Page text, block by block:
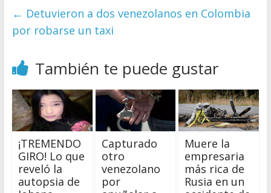
← Detuvieron a dos venezolanos en Colombia
por robarse un taxi
También te puede gustar
¡TREMENDO
GIRO! Lo que
reveló la
autopsia de
Capturado
otro
venezolano
por
Muere la
empresaria
más rica de
Rusia en un